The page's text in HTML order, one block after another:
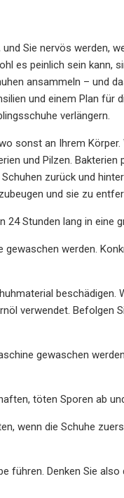
Sie nervös werden,
es peinlich sein kann,
ansammeln – und
und einem Plan für
verlängern.
sonst an Ihrem
und Pilzen.
zurück und
und sie zu
Stunden lang in eine
werden.
beschädigen.
verwendet. Befolgen
gewaschen
töten Sporen ab
wenn die Schuhe
führen. Denken Sie